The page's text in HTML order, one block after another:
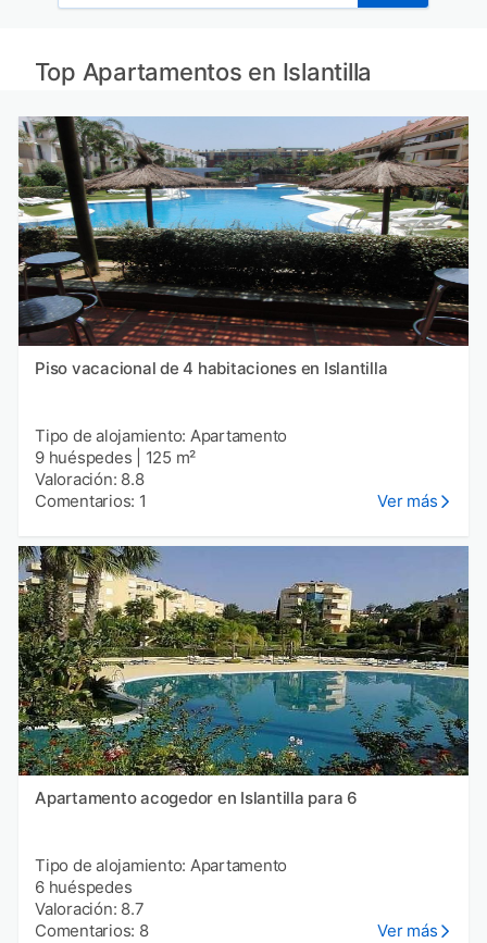
Top Apartamentos en Islantilla
Piso vacacional de 4 habitaciones en Islantilla
Tipo de alojamiento: Apartamento
9 huéspedes
125 m²
Valoración: 8.8
Comentarios: 1
Ver más
Apartamento acogedor en Islantilla para 6
Tipo de alojamiento: Apartamento
6 huéspedes
Valoración: 8.7
Comentarios: 8
Ver más